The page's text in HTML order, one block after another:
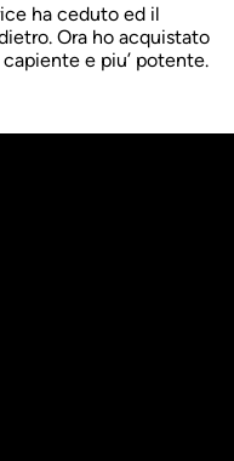
ha ceduto ed il
Ora ho acquistato
capiente e piu’ potente.